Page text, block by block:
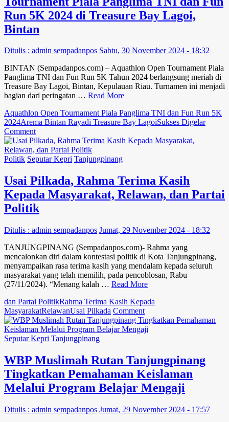
“Kampung
Madani”
di
Run 5K 2024 di Treasure Bay Lagoi,
Bintan
Ditulis : admin sempadanpos Sabtu, 30 November 2024 - 18:32
BINTAN (Sempadanpos.com) – Aquathlon Open Tournament Piala
Panglima TNI dan Fun Run 5K Tahun 2024 berlangsung meriah di
Treasure Bay Lagoi, Bintan, Kepulauan Riau. Turnamen ini menjadi
bagian dari peringatan … Read More
Aquathlon Open Tournament Piala Panglima TNI dan Fun Run 5K
2024Arema Bintan Rayadi Treasure Bay LagoiSukses Digelar
Commenton
Sukses
Digelar,
Aquathlon
Tournament
Piala
Panglima
TNI
dan
Run
2024
di
Treasure
Bay
Lagoi,
Bintan
Politik Seputar Kepri Tanjungpinang
Usai Pilkada, Rahma Terima Kasih
Kepada Masyarakat, Relawan, dan Partai
Politik
Ditulis : admin sempadanpos Jumat, 29 November 2024 - 18:32
TANJUNGPINANG (Sempadanpos.com)- Rahma yang
mencalonkan diri dalam kontestasi politik di Kota Tanjungpinang,
menyampaikan rasa terima kasih yang mendalam kepada seluruh
masyarakat yang telah memilih, pada pencoblosan, Rabu
(27/11/2024). “Menang kalah … Read More
dan Partai PolitikRahma Terima Kasih Kepada
MasyarakatRelawanUsai Pilkada Commenton
Usai
Pilkada,
Kasih
Kepada
Masyarakat,
Relawan,
dan
Politik
Seputar Kepri Tanjungpinang
WBP Muslimah Rutan Tanjungpinang
Tingkatkan Pemahaman Keislaman
Melalui Program Belajar Mengaji
Ditulis : admin sempadanpos Jumat, 29 November 2024 - 17:57